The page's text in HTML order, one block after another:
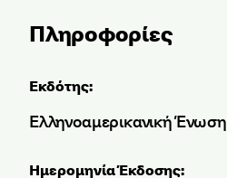
Πληροφορίες
Εκδότης:
Ελληνοαμερικανική Ένωση
Ημερομηνία Έκδοσης: